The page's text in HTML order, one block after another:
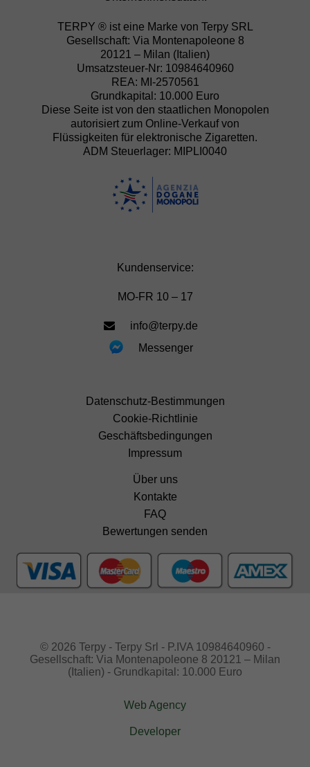
TERPY ® ist eine Marke von Terpy SRL
Gesellschaft: Via Montenapoleone 8
20121 – Milan (Italien)
Umsatzsteuer-Nr: 10984640960
REA: MI-2570561
Grundkapital: 10.000 Euro
Diese Seite ist von den staatlichen Monopolen
autorisiert zum Online-Verkauf von
Flüssigkeiten für elektronische Zigaretten.
ADM Steuerlager: MIPLI0040
Kundenservice:
MO-FR 10 – 17
info@terpy.de
Messenger
Datenschutz-Bestimmungen
Cookie-Richtlinie
Geschäftsbedingungen
Impressum
Über uns
Kontakte
FAQ
Bewertungen senden
© 2026 Terpy - Terpy Srl - P.IVA 10984640960 -
Gesellschaft: Via Montenapoleone 8 20121 – Milan
(Italien) - Grundkapital: 10.000 Euro
Web Agency
Developer